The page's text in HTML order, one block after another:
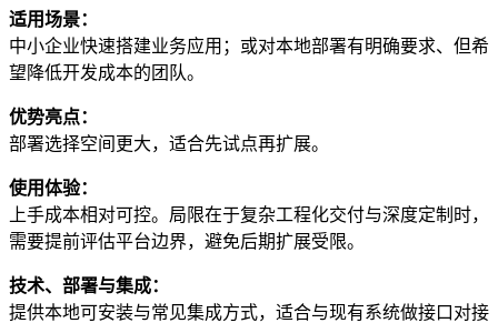
适用场景：
中小企业快速搭建业务应用；或对本地部署有明确要求、但希
望降低开发成本的团队。
优势亮点：
部署选择空间更大，适合先试点再扩展。
使用体验：
上手成本相对可控。局限在于复杂工程化交付与深度定制时，
需要提前评估平台边界，避免后期扩展受限。
技术、部署与集成：
提供本地可安装与常见集成方式，适合与现有系统做接口对接